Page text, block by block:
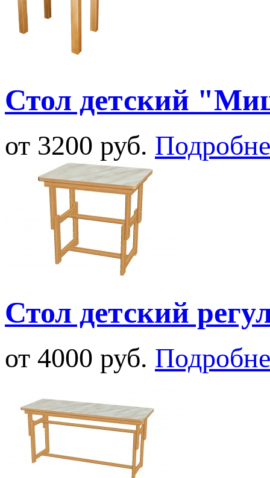
Стол детский
от 3200 руб.
Стол детский
от 4000 руб.